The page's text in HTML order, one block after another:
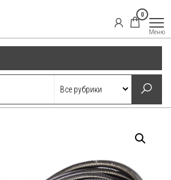
0
Меню